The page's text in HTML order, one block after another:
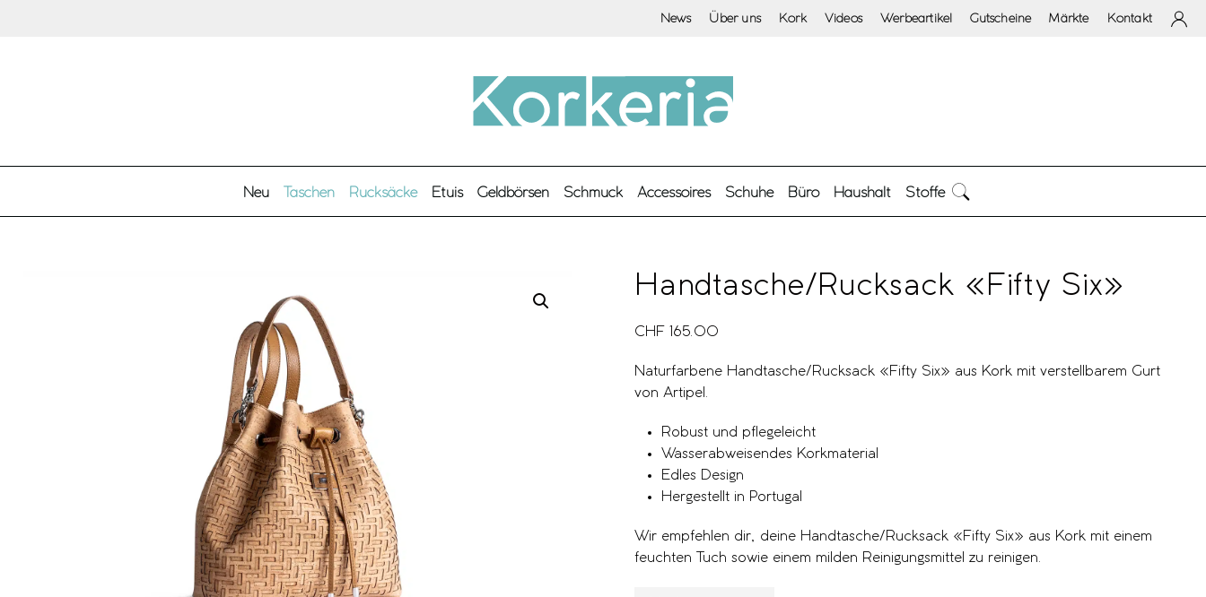
News Über uns Kork Videos Werbeartikel Gutscheine Märkte Kontakt
Neu Taschen Rucksäcke Etuis Geldbörsen Schmuck Accessoires Schuhe Büro Haushalt Stoffe
Handtasche/Rucksack «Fifty Six»
CHF 165.00
Naturfarbene Handtasche/Rucksack «Fifty Six» aus Kork mit verstellbarem Gurt
von Artipel.
Robust und pflegeleicht
Wasserabweisendes Korkmaterial
Edles Design
Hergestellt in Portugal
Wir empfehlen dir, deine Handtasche/Rucksack «Fifty Six» aus Kork mit einem
feuchten Tuch sowie einem milden Reinigungsmittel zu reinigen.